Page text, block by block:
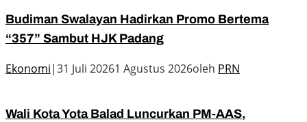
Budiman Swalayan Hadirkan Promo Bertema
“357” Sambut HJK Padang
Ekonomi|31 Juli 20261 Agustus 2026oleh PRN
Wali Kota Yota Balad Luncurkan PM-AAS,